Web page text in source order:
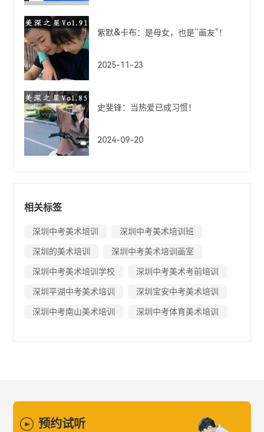
紫默&卡布：是母女，也是“画友”！
2025-11-23
史斐锋：当热爱已成习惯！
2024-09-20
相关标签
深圳中考美术培训 深圳中考美术培训班
深圳的美术培训 深圳中考美术培训画室
深圳中考美术培训学校 深圳中考美术考前培训
深圳平湖中考美术培训 深圳宝安中考美术培训
深圳中考南山美术培训 深圳中考体育美术培训
预约试听